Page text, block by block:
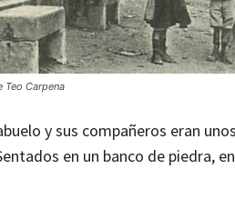
Teo Carpena
y sus compañeros eran
en un banco de piedra,